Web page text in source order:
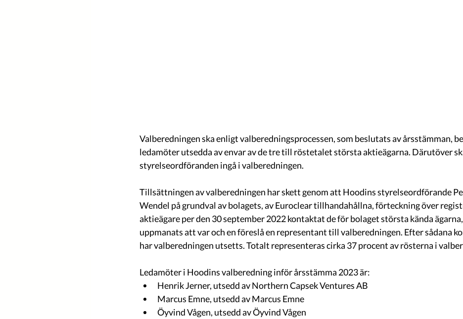
Valberedningen ska enligt valberedningsprocessen, som beslutats av årsstämman,
ledamöter utsedda av envar av de tre till röstetalet största aktieägarna. Därutöver
styrelseordföranden ingå i valberedningen.
Tillsättningen av valberedningen har skett genom att Hoodins styrelseordförande
Wendel på grundval av bolagets, av Euroclear tillhandahållna, förteckning över
aktieägare per den 30 september 2022 kontaktat de för bolaget största kända
uppmanats att var och en föreslå en representant till valberedningen. Efter sådana
har valberedningen utsetts. Totalt representeras cirka 37 procent av rösterna i
Ledamöter i Hoodins valberedning inför årsstämma 2023 är:
Henrik Jerner, utsedd av Northern Capsek Ventures AB
Marcus Emne, utsedd av Marcus Emne
Öyvind Vågen, utsedd av Öyvind Vågen